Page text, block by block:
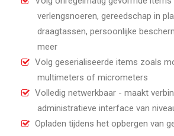
verlengsnoeren, gereedschap in
draagtassen, persoonlijke
meer
Volg geserialiseerde items zoals
multimeters of micrometers
Volledig netwerkbaar - maakt
administratieve interface van
Opladen tijdens het opbergen van